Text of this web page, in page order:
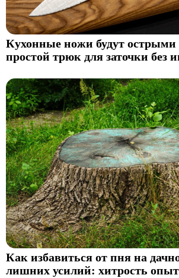
Кухонные ножи будут острыми
простой трюк для заточки без
Как избавиться от пня на
лишних усилий: хитрость